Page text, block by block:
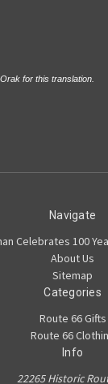
for this translation.
Navigate
Celebrates 100
About Us
Sitemap
Categories
Route 66 Gifts
Route 66
Info
22265 Historic